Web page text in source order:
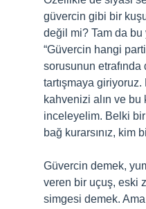
güvercin gibi bir
değil mi? Tam da
“Güvercin hangi
sorusunun
tartışmaya
kahvenizi alın ve
inceleyelim. Belki
bağ kurarsınız, kim
Güvercin demek,
veren bir uçuş, eski
simgesi demek.